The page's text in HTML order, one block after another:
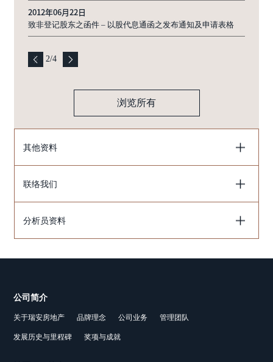
2012年06月22日
致非登记股东之函件 – 以股代息通函之发布通知及申请表格
2/4
浏览所有
其他资料
联络我们
分析员资料
公司简介
关于瑞安房地产 品牌理念 公司业务 管理团队
发展历史与里程碑 奖项与成就